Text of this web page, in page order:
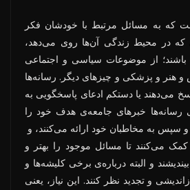
که به مسائل مرتبط با خودشان فکر
که در محیط زندگی آن‌ها روی می‌دهد،
باشند؛ از موضوعات سیاسی و اجتماعی
و هنر و پزشکی و چیزهای دیگر. رسانه‌ها
می‌دهند یا دستکم ادعای پاسخگویی به
رسانه‌ها خبرهای جامعه‌ی هدف خود را
سپس به مخاطبان خود ارائه می‌کنند، و
می‌کنند تا مسائل موجود را بهتر و
و البته درباره‌ی برخی کلیشه‌ها و
و تجدید نظر کنند. این نیاز، یعنی